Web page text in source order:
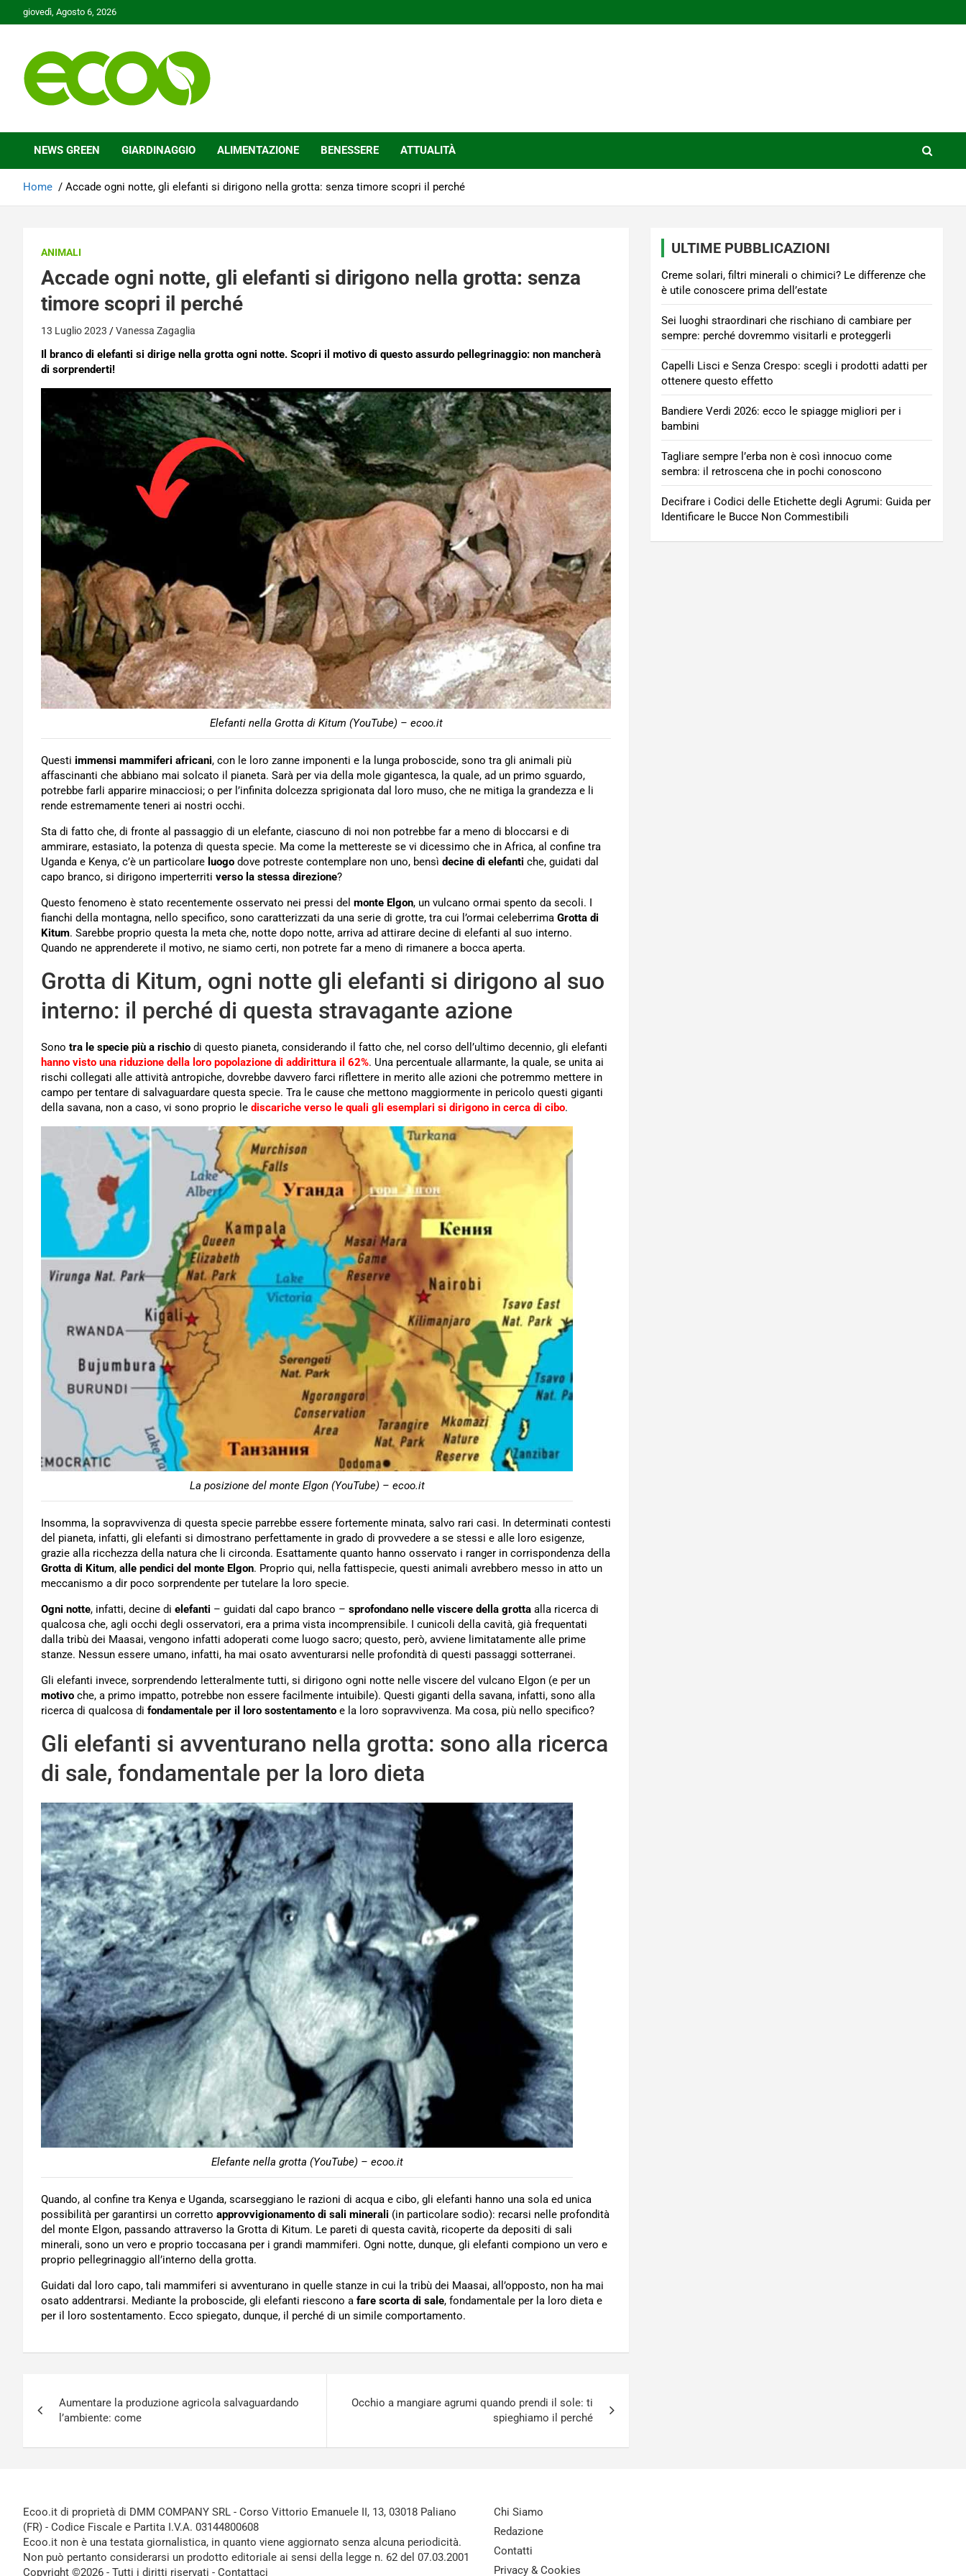
to
giovedì, Agosto 6, 2026
Ecoo.it
NEWS GREEN GIARDINAGGIO ALIMENTAZIONE BENESSERE ATTUALITÀ
Home Accade ogni notte, gli elefanti si dirigono nella grotta: senza timore scopri il perché
ANIMALI
Accade ogni notte, gli elefanti si dirigono nella grotta: senza
timore scopri il perché
13 Luglio 2023 Vanessa Zagaglia
Il branco di elefanti si dirige nella grotta ogni notte. Scopri il motivo di questo assurdo pellegrinaggio: non mancherà
di sorprenderti!
Elefanti nella Grotta di Kitum (YouTube) – ecoo.it
Questi immensi mammiferi africani, con le loro zanne imponenti e la lunga proboscide, sono tra gli animali più
affascinanti che abbiano mai solcato il pianeta. Sarà per via della mole gigantesca, la quale, ad un primo sguardo,
potrebbe farli apparire minacciosi; o per l’infinita dolcezza sprigionata dal loro muso, che ne mitiga la grandezza e li
rende estremamente teneri ai nostri occhi.
Sta di fatto che, di fronte al passaggio di un elefante, ciascuno di noi non potrebbe far a meno di bloccarsi e di
ammirare, estasiato, la potenza di questa specie. Ma come la mettereste se vi dicessimo che in Africa, al confine tra
Uganda e Kenya, c’è un particolare luogo dove potreste contemplare non uno, bensì decine di elefanti che, guidati dal
capo branco, si dirigono imperterriti verso la stessa direzione?
Questo fenomeno è stato recentemente osservato nei pressi del monte Elgon, un vulcano ormai spento da secoli. I
fianchi della montagna, nello specifico, sono caratterizzati da una serie di grotte, tra cui l’ormai celeberrima Grotta di
Kitum. Sarebbe proprio questa la meta che, notte dopo notte, arriva ad attirare decine di elefanti al suo interno.
Quando ne apprenderete il motivo, ne siamo certi, non potrete far a meno di rimanere a bocca aperta.
Grotta di Kitum, ogni notte gli elefanti si dirigono al suo
interno: il perché di questa stravagante azione
Sono tra le specie più a rischio di questo pianeta, considerando il fatto che, nel corso dell’ultimo decennio, gli elefanti
hanno visto una riduzione della loro popolazione di addirittura il 62%. Una percentuale allarmante, la quale, se unita ai
rischi collegati alle attività antropiche, dovrebbe davvero farci riflettere in merito alle azioni che potremmo mettere in
campo per tentare di salvaguardare questa specie. Tra le cause che mettono maggiormente in pericolo questi giganti
della savana, non a caso, vi sono proprio le discariche verso le quali gli esemplari si dirigono in cerca di cibo.
La posizione del monte Elgon (YouTube) – ecoo.it
Insomma, la sopravvivenza di questa specie parrebbe essere fortemente minata, salvo rari casi. In determinati contesti
del pianeta, infatti, gli elefanti si dimostrano perfettamente in grado di provvedere a se stessi e alle loro esigenze,
grazie alla ricchezza della natura che li circonda. Esattamente quanto hanno osservato i ranger in corrispondenza della
Grotta di Kitum, alle pendici del monte Elgon. Proprio qui, nella fattispecie, questi animali avrebbero messo in atto un
meccanismo a dir poco sorprendente per tutelare la loro specie.
Ogni notte, infatti, decine di elefanti – guidati dal capo branco – sprofondano nelle viscere della grotta alla ricerca di
qualcosa che, agli occhi degli osservatori, era a prima vista incomprensibile. I cunicoli della cavità, già frequentati
dalla tribù dei Maasai, vengono infatti adoperati come luogo sacro; questo, però, avviene limitatamente alle prime
stanze. Nessun essere umano, infatti, ha mai osato avventurarsi nelle profondità di questi passaggi sotterranei.
Gli elefanti invece, sorprendendo letteralmente tutti, si dirigono ogni notte nelle viscere del vulcano Elgon (e per un
motivo che, a primo impatto, potrebbe non essere facilmente intuibile). Questi giganti della savana, infatti, sono alla
ricerca di qualcosa di fondamentale per il loro sostentamento e la loro sopravvivenza. Ma cosa, più nello specifico?
Gli elefanti si avventurano nella grotta: sono alla ricerca
di sale, fondamentale per la loro dieta
Elefante nella grotta (YouTube) – ecoo.it
Quando, al confine tra Kenya e Uganda, scarseggiano le razioni di acqua e cibo, gli elefanti hanno una sola ed unica
possibilità per garantirsi un corretto approvvigionamento di sali minerali (in particolare sodio): recarsi nelle profondità
del monte Elgon, passando attraverso la Grotta di Kitum. Le pareti di questa cavità, ricoperte da depositi di sali
minerali, sono un vero e proprio toccasana per i grandi mammiferi. Ogni notte, dunque, gli elefanti compiono un vero e
proprio pellegrinaggio all’interno della grotta.
Guidati dal loro capo, tali mammiferi si avventurano in quelle stanze in cui la tribù dei Maasai, all’opposto, non ha mai
osato addentrarsi. Mediante la proboscide, gli elefanti riescono a fare scorta di sale, fondamentale per la loro dieta e
per il loro sostentamento. Ecco spiegato, dunque, il perché di un simile comportamento.
articoli
Aumentare la produzione agricola salvaguardando
l’ambiente: come
Occhio a mangiare agrumi quando prendi il sole: ti
spieghiamo il perché
ULTIME PUBBLICAZIONI
Creme solari, filtri minerali o chimici? Le differenze che
è utile conoscere prima dell’estate
Sei luoghi straordinari che rischiano di cambiare per
sempre: perché dovremmo visitarli e proteggerli
Capelli Lisci e Senza Crespo: scegli i prodotti adatti per
ottenere questo effetto
Bandiere Verdi 2026: ecco le spiagge migliori per i
bambini
Tagliare sempre l’erba non è così innocuo come
sembra: il retroscena che in pochi conoscono
Decifrare i Codici delle Etichette degli Agrumi: Guida per
Identificare le Bucce Non Commestibili
Ecoo.it di proprietà di DMM COMPANY SRL - Corso Vittorio Emanuele II, 13, 03018 Paliano
(FR) - Codice Fiscale e Partita I.V.A. 03144800608
Ecoo.it non è una testata giornalistica, in quanto viene aggiornato senza alcuna periodicità.
Non può pertanto considerarsi un prodotto editoriale ai sensi della legge n. 62 del 07.03.2001
Copyright ©2026 - Tutti i diritti riservati - Contattaci
Chi Siamo
Redazione
Contatti
Privacy & Cookies